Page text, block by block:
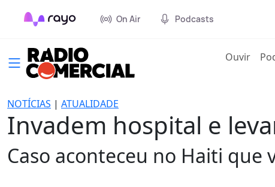
On Air Podcasts
Ouvir
NOTÍCIAS | ATUALIDADE
Invadem hospital e
Caso aconteceu no Haiti que